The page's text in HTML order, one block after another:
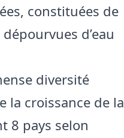
constituées de
d’eau
diversité
la croissance de la
8 pays selon